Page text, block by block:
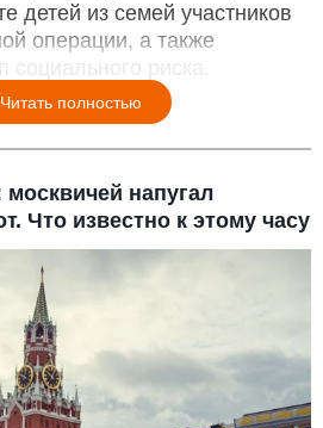
детей из семей участников
операции, а также
социального риска.
Читать полностью
напугал
Что известно к этому часу